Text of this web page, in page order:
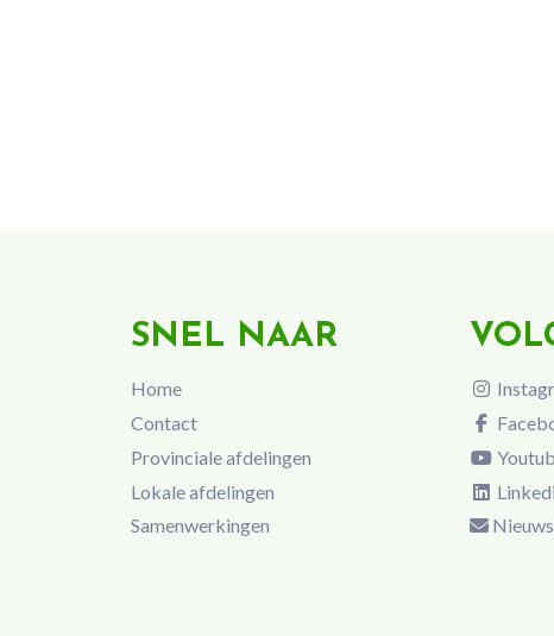
SNEL NAAR
Home
Contact
Provinciale afdelingen
Lokale afdelingen
Samenwerkingen